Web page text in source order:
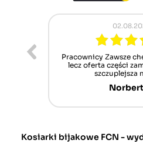
Pracownicy Zawsze
lecz oferta części
szczuplejsza
Kosiarki bijakowe FCN -